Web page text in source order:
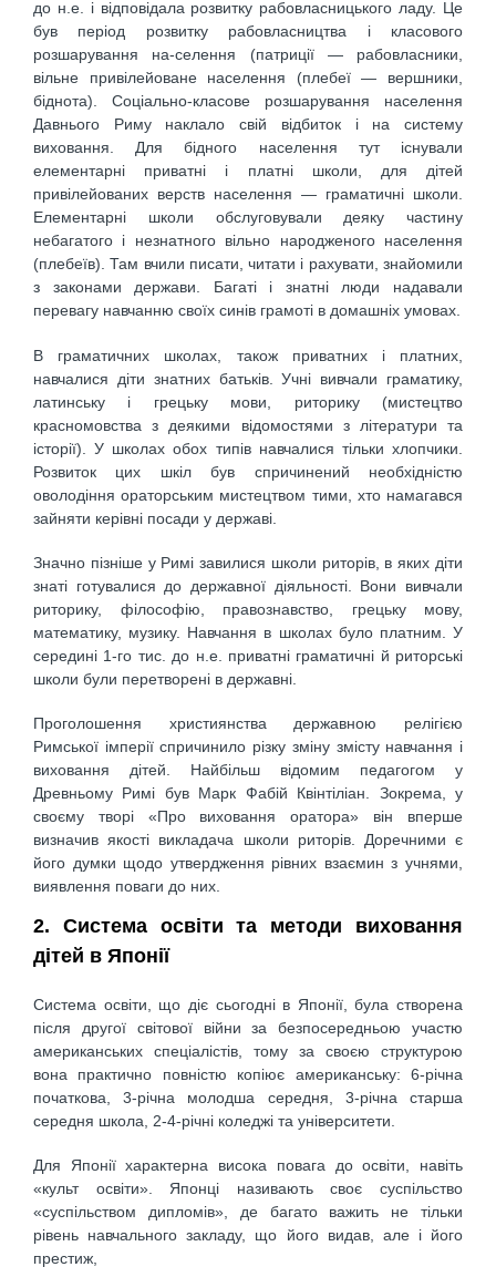
до н.е. і відповідала розвитку рабовласницького ладу. Це
був період розвитку рабовласництва і класового
розшарування на-селення (патриції — рабовласники,
вільне привілейоване населення (плебеї — вершники,
біднота). Соціально-класове розшарування населення
Давнього Риму наклало свій відбиток і на систему
виховання. Для бідного населення тут існували
елементарні приватні і платні школи, для дітей
привілейованих верств населення — граматичні школи.
Елементарні школи обслуговували деяку частину
небагатого і незнатного вільно народженого населення
(плебеїв). Там вчили писати, читати і рахувати, знайомили
з законами держави. Багаті і знатні люди надавали
перевагу навчанню своїх синів грамоті в домашніх умовах.
В граматичних школах, також приватних і платних,
навчалися діти знатних батьків. Учні вивчали граматику,
латинську і грецьку мови, риторику (мистецтво
красномовства з деякими відомостями з літератури та
історії). У школах обох типів навчалися тільки хлопчики.
Розвиток цих шкіл був спричинений необхідністю
оволодіння ораторським мистецтвом тими, хто намагався
зайняти керівні посади у державі.
Значно пізніше у Римі завилися школи риторів, в яких діти
знаті готувалися до державної діяльності. Вони вивчали
риторику, філософію, правознавство, грецьку мову,
математику, музику. Навчання в школах було платним. У
середині 1-го тис. до н.е. приватні граматичні й риторські
школи були перетворені в державні.
Проголошення християнства державною релігією
Римської імперії спричинило різку зміну змісту навчання і
виховання дітей. Найбільш відомим педагогом у
Древньому Римі був Марк Фабій Квінтіліан. Зокрема, у
своєму творі «Про виховання оратора» він вперше
визначив якості викладача школи риторів. Доречними є
його думки щодо утвердження рівних взаємин з учнями,
виявлення поваги до них.
2. Система освіти та методи виховання
дітей в Японії
Система освіти, що діє сьогодні в Японії, була створена
після другої світової війни за безпосередньою участю
американських спеціалістів, тому за своєю структурою
вона практично повністю копіює американську: 6-річна
початкова, 3-річна молодша середня, 3-річна старша
середня школа, 2-4-річні коледжі та університети.
Для Японії характерна висока повага до освіти, навіть
«культ освіти». Японці називають своє суспільство
«суспільством дипломів», де багато важить не тільки
рівень навчального закладу, що його видав, але і його
престиж,